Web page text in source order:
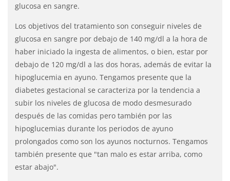
glucosa en sangre.
Los objetivos del tratamiento son conseguir niveles de
glucosa en sangre por debajo de 140 mg/dl a la hora de
haber iniciado la ingesta de alimentos, o bien, estar por
debajo de 120 mg/dl a las dos horas, además de evitar la
hipoglucemia en ayuno. Tengamos presente que la
diabetes gestacional se caracteriza por la tendencia a
subir los niveles de glucosa de modo desmesurado
después de las comidas pero también por las
hipoglucemias durante los periodos de ayuno
prolongados como son los ayunos nocturnos. Tengamos
también presente que "tan malo es estar arriba, como
estar abajo".